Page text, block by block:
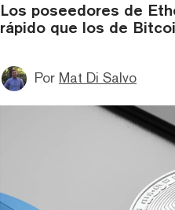
Los poseedores de
rápido que los de
Por Mat Di Salvo